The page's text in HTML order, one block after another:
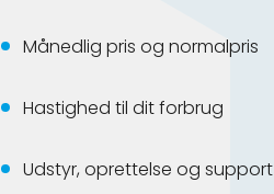
Månedlig pris og normalpris
Hastighed til dit forbrug
Udstyr, oprettelse og support